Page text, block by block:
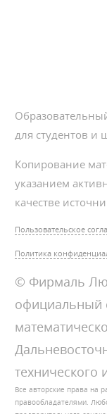
для студентов и
Копирование
указанием
качестве
Пользовательское
Политика
© Фирмаль
официальный
технического
Все авторские права на
правообладателями.